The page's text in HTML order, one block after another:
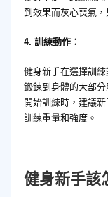
到效果而灰心喪氣
4. 訓練動作：
健身新手在選擇訓
鍛鍊到身體的大部
開始訓練時，建議
訓練重量和強度。
健身新手該